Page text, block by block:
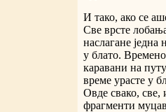
И тако, ако се
Све врсте
наслагане
у блато.
каравани на
време урасте у
Овде свако, све,
фрагменти